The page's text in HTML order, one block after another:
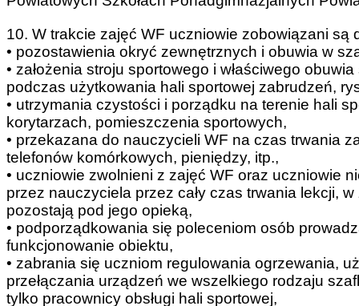
10. W trakcie zajęć WF uczniowie zobowiązani
• pozostawienia okryć zewnętrznych i obuwia w
• założenia stroju sportowego i właściwego
podczas użytkowania hali sportowej zabrudzeń,
• utrzymania czystości i porządku na terenie hali
korytarzach, pomieszczenia sportowych,
• przekazana do nauczycieli WF na czas trwania
telefonów komórkowych, pieniędzy, itp.,
• uczniowie zwolnieni z zajęć WF oraz uczniowie
przez nauczyciela przez cały czas trwania lekcji,
pozostają pod jego opieką,
• podporządkowania się poleceniom osób
funkcjonowanie obiektu,
• zabrania się uczniom regulowania ogrzewania,
przełączania urządzeń we wszelkiego rodzaju
tylko pracownicy obsługi hali sportowej,